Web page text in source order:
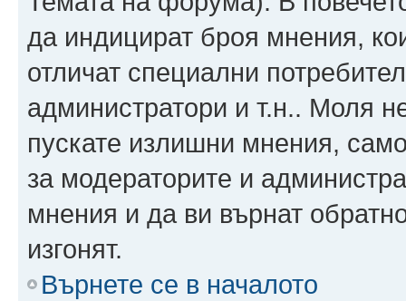
да индицират броя мнения,
отличат специални
администратори и т.н.. Моля
пускате излишни мнения,
за модераторите и
мнения и да ви върнат
изгонят.
Върнете се в началото